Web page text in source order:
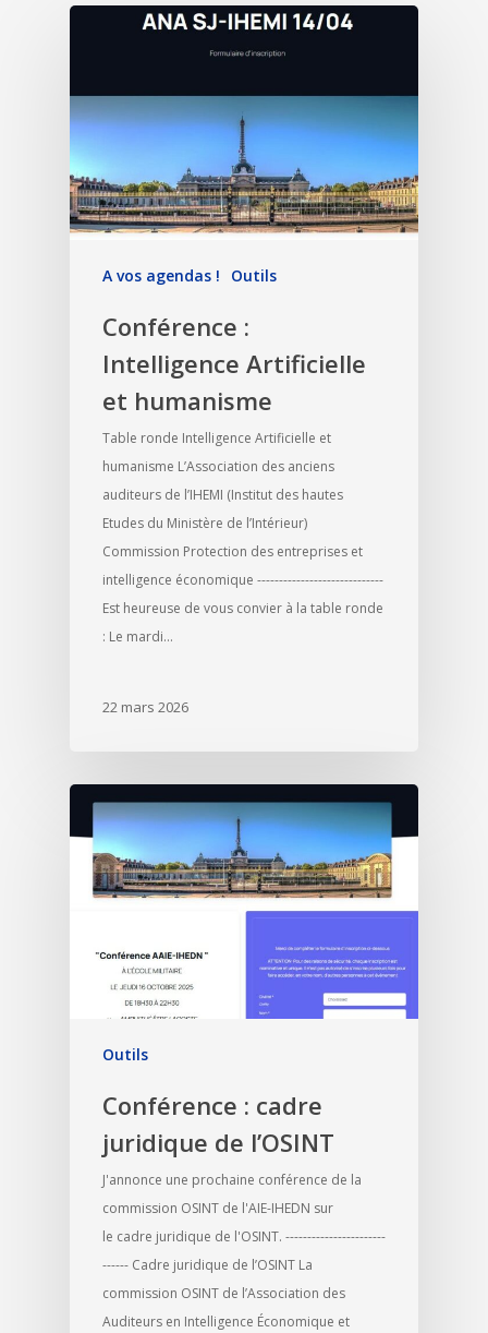
A vos agendas ! Outils
Conférence :
Intelligence Artificielle
et humanisme
Table ronde Intelligence Artificielle et
humanisme L’Association des anciens
auditeurs de l’IHEMI (Institut des hautes
Etudes du Ministère de l’Intérieur)
Commission Protection des entreprises et
intelligence économique -----------------------------
Est heureuse de vous convier à la table ronde
: Le mardi…
22 mars 2026
Outils
Conférence : cadre
juridique de l’OSINT
J'annonce une prochaine conférence de la
commission OSINT de l'AIE-IHEDN sur
le cadre juridique de l'OSINT. -----------------------
------ Cadre juridique de l’OSINT La
commission OSINT de l’Association des
Auditeurs en Intelligence Économique et